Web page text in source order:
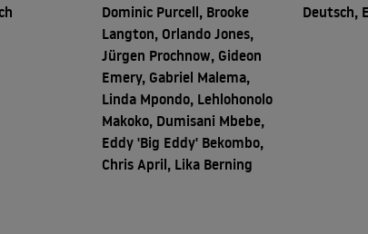
Dominic Purcell, Brooke
Langton, Orlando Jones,
Jürgen Prochnow, Gideon
Emery, Gabriel Malema,
Linda Mpondo, Lehlohonolo
Makoko, Dumisani Mbebe,
Eddy 'Big Eddy' Bekombo,
Chris April, Lika Berning
Deutsch,